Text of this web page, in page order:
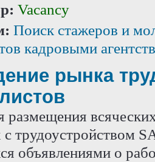
Vacancy
Поиск стажеров и
кадровыми
рынка
с трудоустройством
объявлениями о